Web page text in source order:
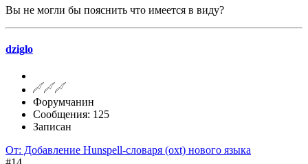
Вы не могли бы пояснить что имеется в виду?
dziglo
Форумчанин
Сообщения: 125
Записан
От: Добавление Hunspell-словаря (oxt) нового языка